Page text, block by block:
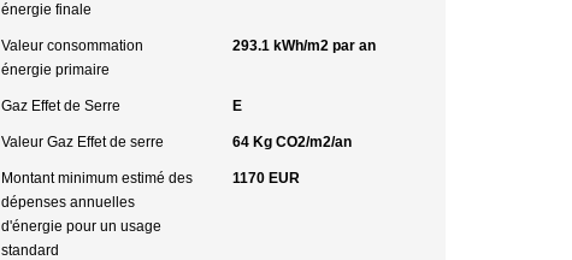
énergie finale
Valeur consommation
énergie primaire
293.1 kWh/m2 par an
Gaz Effet de Serre E
Valeur Gaz Effet de serre 64 Kg CO2/m2/an
Montant minimum estimé des
dépenses annuelles
d'énergie pour un usage
standard
1170 EUR